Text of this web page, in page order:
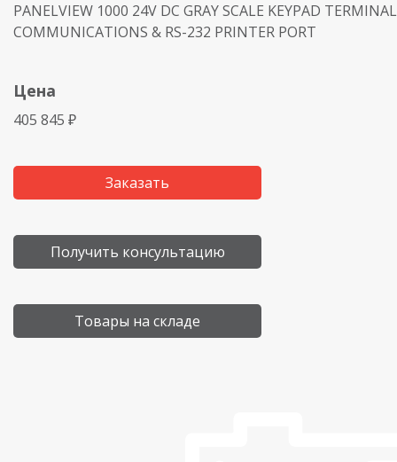
PANELVIEW 1000 24V DC GRAY SCALE KEYPAD
COMMUNICATIONS & RS-232 PRINTER PORT
Цена
405 845 ₽
Заказать
Получить консультацию
Товары на складе